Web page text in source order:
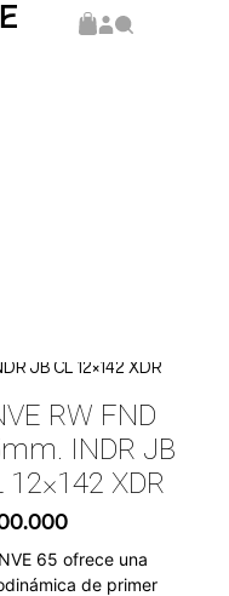
JB CL 12×142 XDR
RW FND
INDR JB
12×142 XDR
65 ofrece una
de primer